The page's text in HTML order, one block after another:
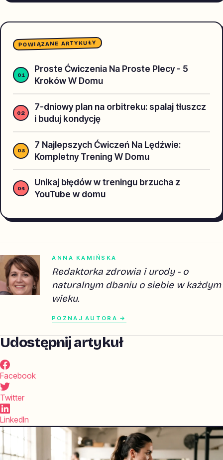
POWIĄZANE ARTYKUŁY
Proste Ćwiczenia Na Proste Plecy - 5
Kroków W Domu
7-dniowy plan na orbitreku: spalaj tłuszcz
i buduj kondycję
7 Najlepszych Ćwiczeń Na Lędźwie:
Kompletny Trening W Domu
Unikaj błędów w treningu brzucha z
YouTube w domu
ANNA KAMIŃSKA
Redaktorka zdrowia i urody - o
naturalnym dbaniu o siebie w każdym
wieku.
POZNAJ AUTORA →
Udostępnij artykuł
Facebook
Twitter
LinkedIn